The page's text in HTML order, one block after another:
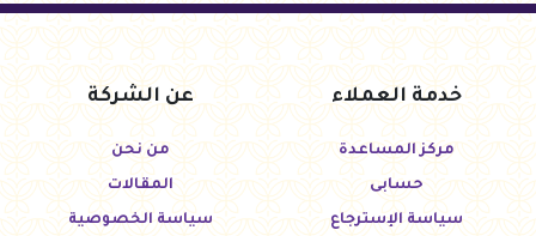
خدمة العملاء
مركز المساعدة
حسابى
سياسة الإسترجاع
عن الشركة
من نحن
المقالات
سياسة الخصوصية